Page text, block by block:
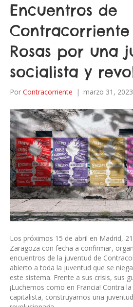
Encuentros de
Contracorriente
Rosas por una
socialista y
Por Contracorriente | marzo 31, 2023
Los próximos 15 de abril en Madrid,
Zaragoza con fecha a confirmar,
encuentros de la juventud de
abierto a toda la juventud que se
este sistema. Frente a sus crisis, sus
¡Luchemos como en Francia! Contra
capitalista, construyamos una